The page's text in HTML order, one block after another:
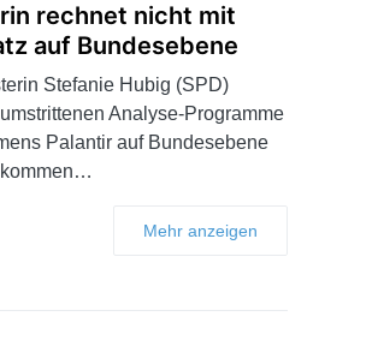
rechnet nicht mit
auf Bundesebene
Stefanie Hubig (SPD)
Analyse-Programme
Palantir auf Bundesebene
Mehr anzeigen